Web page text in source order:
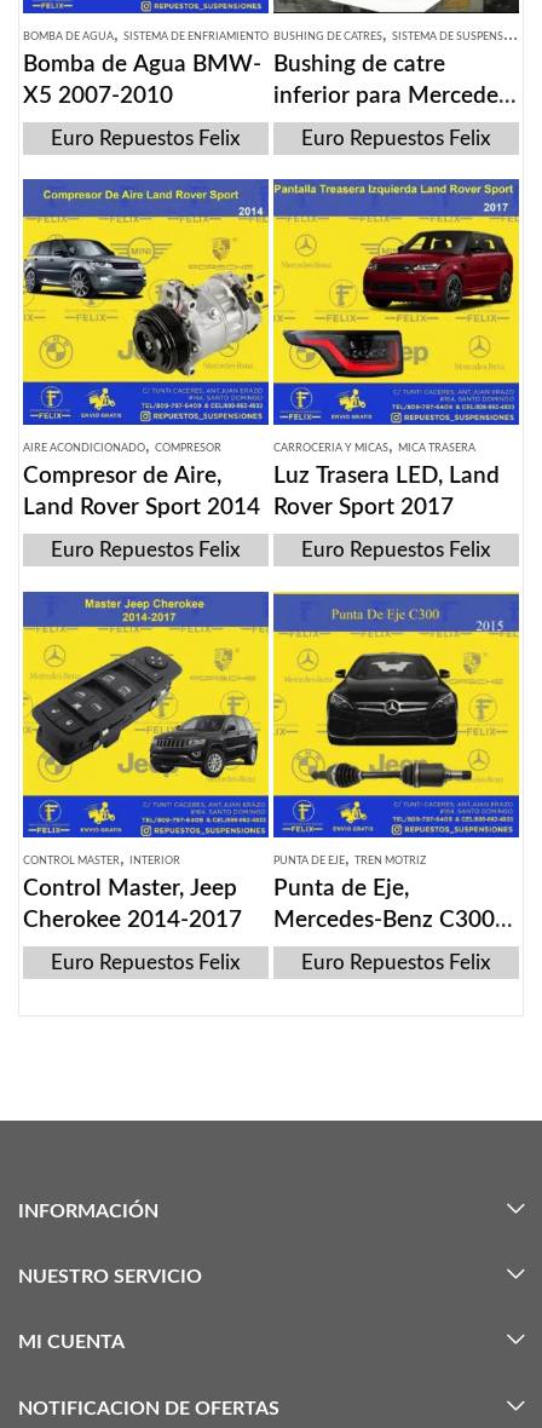
BOMBA DE AGUA, SISTEMA DE ENFRIAMIENTO
Bomba de Agua BMW-
X5 2007-2010
Euro Repuestos Felix
BUSHING DE CATRES, SISTEMA DE SUSPENSION
Bushing de catre
inferior para Mercedes
Benz ML 350 2012-
2018
Euro Repuestos Felix
AIRE ACONDICIONADO, COMPRESOR
Compresor de Aire,
Land Rover Sport 2014
Euro Repuestos Felix
CARROCERIA Y MICAS, MICA TRASERA
Luz Trasera LED, Land
Rover Sport 2017
Euro Repuestos Felix
CONTROL MASTER , INTERIOR
Control Master, Jeep
Cherokee 2014-2017
Euro Repuestos Felix
PUNTA DE EJE, TREN MOTRIZ
Punta de Eje,
Mercedes-Benz C300
2015-2016
Euro Repuestos Felix
INFORMACIÓN
NUESTRO SERVICIO
MI CUENTA
NOTIFICACION DE OFERTAS